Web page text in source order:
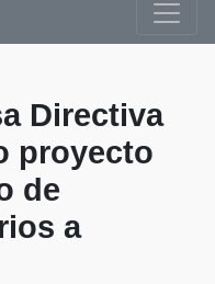
Directiva
proyecto
de
a